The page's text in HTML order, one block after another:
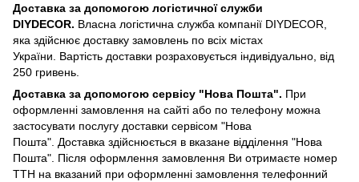
Доставка за допомогою логістичної служби
DIYDECOR. Власна логістична служба компанії DIYDECOR,
яка здійснює доставку замовлень по всіх містах
України. Вартість доставки розраховується індивідуально, від
250 гривень.
Доставка за допомогою сервісу "Нова Пошта". При
оформленні замовлення на сайті або по телефону можна
застосувати послугу доставки сервісом "Нова
Пошта". Доставка здійснюється в вказане відділення "Нова
Пошта". Після оформлення замовлення Ви отримаєте номер
ТТН на вказаний при оформленні замовлення телефонний